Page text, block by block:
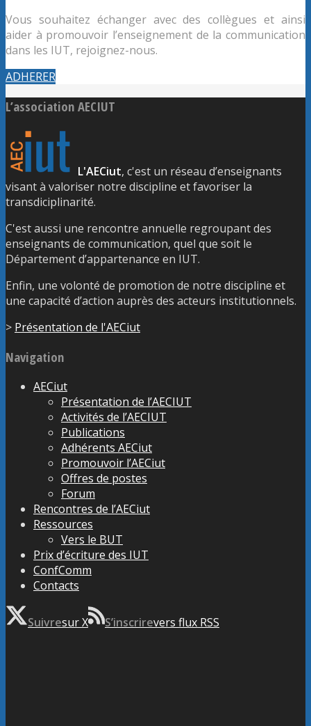
Vous souhaitez échanger avec des collègues et ainsi
aider à promouvoir l’enseignement de la communication
dans les IUT, rejoignez-nous.
ADHERER
L’association AECIUT
L'AECiut, c'est un réseau d’enseignants
visant à valoriser notre discipline et favoriser la
transdiciplinarité.
C'est aussi une rencontre annuelle regroupant des
enseignants de communication, quel que soit le
Département d’appartenance en IUT.
Enfin, une volonté de promotion de notre discipline et
une capacité d’action auprès des acteurs institutionnels.
> Présentation de l'AECiut
Navigation
AECiut
Présentation de l’AECIUT
Activités de l’AECIUT
Publications
Adhérents AECiut
Promouvoir l’AECiut
Offres de postes
Forum
Rencontres de l’AECiut
Ressources
Vers le BUT
Prix d’écriture des IUT
ConfComm
Contacts
Suivresur X S’inscrirevers flux RSS